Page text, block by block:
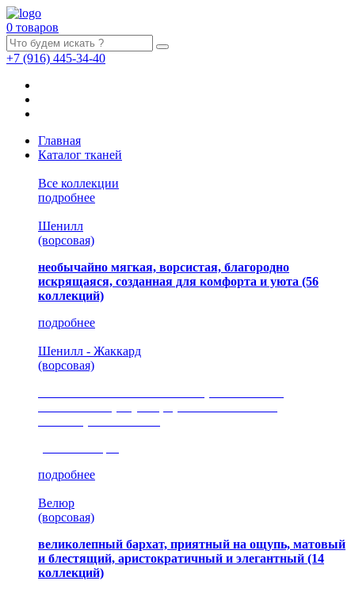
0 товаров
+7 (916) 445-34-40
Главная
Каталог тканей
Все коллекции
подробнее
Шенилл
(ворсовая)
необычайно мягкая, ворсистая, благородно
искрящаяся, созданная для комфорта и уюта (56
коллекций)
подробнее
Шенилл - Жаккард
(ворсовая)
подробнее
Велюр
(ворсовая)
великолепный бархат, приятный на ощупь, матовый
и блестящий, аристократичный и элегантный (14
коллекций)